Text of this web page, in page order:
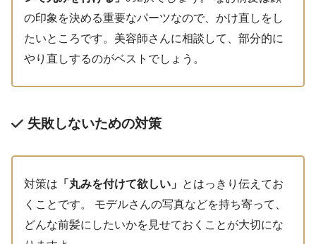
の印象を決める重要なパーツなので、かけ直しをし
たいところです。美容師さんに相談して、部分的に
やり直しするのがベストでしょう。
失敗しないための対策
対策は 「丸みを付けて欲しい」 とはっきり伝えてお
くことです。 モデルさんの写真などを持ち寄って、
どんな前髪にしたいかを見せておくことが大切にな